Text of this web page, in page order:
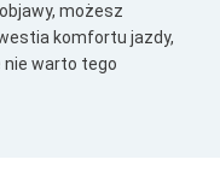
możesz
komfortu jazdy,
nie warto tego